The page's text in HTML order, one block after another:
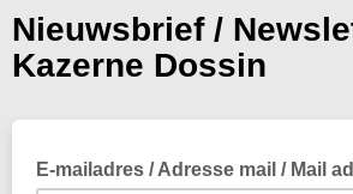
Nieuwsbrief /
Kazerne Dossin
E-mailadres / Adresse mail / Mail